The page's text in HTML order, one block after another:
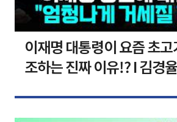
이재명 대통령이 요즘 초
조하는 진짜 이유!? I 김경